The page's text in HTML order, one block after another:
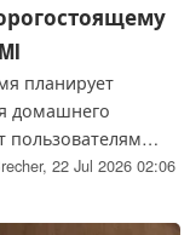
планирует
домашнего
пользователям
ленты Philips
и яркость
22 Jul 2026 02:06